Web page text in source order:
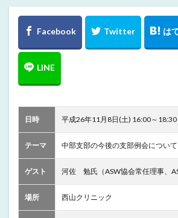
日時 平成26年11月8日(土) 16:00～18:30
テーマ 中部支部の今後の支部例会について
ゲスト 河佐 勉氏（ASW協会常任理事、
場所 西山クリニック